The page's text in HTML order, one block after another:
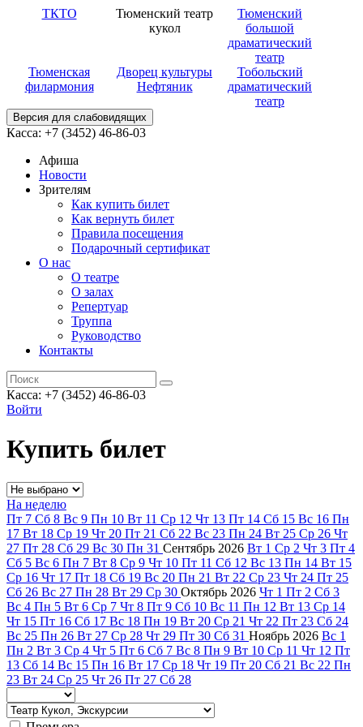
ТКТО
Тюменский театр
кукол
Тюменский
большой
драматический
театр
Тюменская
филармония
Дворец культуры
Нефтяник
Тобольский
драматический
театр
Версия для слабовидящих
Касса: +7 (3452) 46-86-03
Афиша
Новости
Зрителям
Как купить билет
Как вернуть билет
Правила посещения
Подарочный сертификат
О нас
О театре
О залах
Репертуар
Труппа
Руководство
Контакты
Касса: +7 (3452) 46-86-03
Войти
Купить билет
На неделю
Пт 7 Сб 8 Вс 9 Пн 10 Вт 11 Ср 12 Чт 13 Пт 14 Сб 15 Вс 16 Пн
17 Вт 18 Ср 19 Чт 20 Пт 21 Сб 22 Вс 23 Пн 24 Вт 25 Ср 26 Чт
27 Пт 28 Сб 29 Вс 30 Пн 31 Сентябрь 2026 Вт 1 Ср 2 Чт 3 Пт 4
Сб 5 Вс 6 Пн 7 Вт 8 Ср 9 Чт 10 Пт 11 Сб 12 Вс 13 Пн 14 Вт 15
Ср 16 Чт 17 Пт 18 Сб 19 Вс 20 Пн 21 Вт 22 Ср 23 Чт 24 Пт 25
Сб 26 Вс 27 Пн 28 Вт 29 Ср 30 Октябрь 2026 Чт 1 Пт 2 Сб 3
Вс 4 Пн 5 Вт 6 Ср 7 Чт 8 Пт 9 Сб 10 Вс 11 Пн 12 Вт 13 Ср 14
Чт 15 Пт 16 Сб 17 Вс 18 Пн 19 Вт 20 Ср 21 Чт 22 Пт 23 Сб 24
Вс 25 Пн 26 Вт 27 Ср 28 Чт 29 Пт 30 Сб 31 Ноябрь 2026 Вс 1
Пн 2 Вт 3 Ср 4 Чт 5 Пт 6 Сб 7 Вс 8 Пн 9 Вт 10 Ср 11 Чт 12 Пт
13 Сб 14 Вс 15 Пн 16 Вт 17 Ср 18 Чт 19 Пт 20 Сб 21 Вс 22 Пн
23 Вт 24 Ср 25 Чт 26 Пт 27 Сб 28